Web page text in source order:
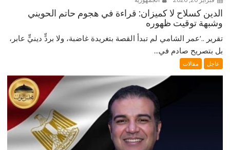
الدين كسلاح لا كميزان: قراءة في هجوم حاتم الحويني
وشبهة توقيت ظهوره
تقرير ..‘عمر الشامي لم تبدأ القصة بتغريدة غاضبة، ولا بردٍّ دينيٍّ عابر،
بل بتصريح صادم في...
عاجل مقالات